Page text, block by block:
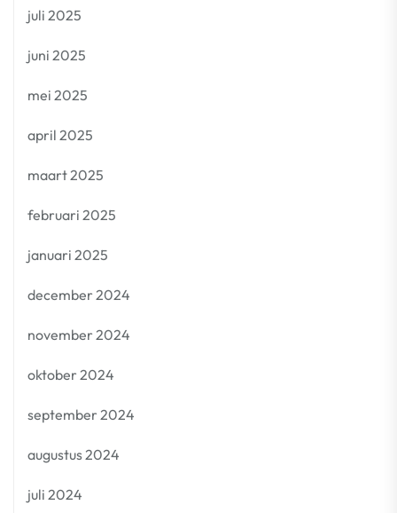
juli 2025
juni 2025
mei 2025
april 2025
maart 2025
februari 2025
januari 2025
december 2024
november 2024
oktober 2024
september 2024
augustus 2024
juli 2024